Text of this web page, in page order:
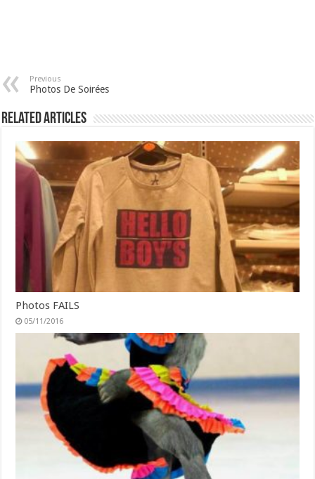
Previous
Photos De Soirées
Related Articles
Photos FAILS
05/11/2016